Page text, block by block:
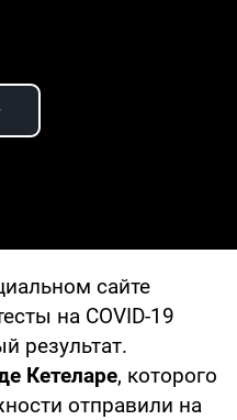
Video
сайте
на COVID-19
результат.
Кетеларе, которого
отправили на